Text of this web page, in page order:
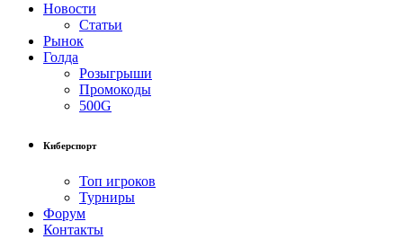
Новости
Статьи
Рынок
Голда
Розыгрыши
Промокоды
500G
Киберспорт
Топ игроков
Турниры
Форум
Контакты